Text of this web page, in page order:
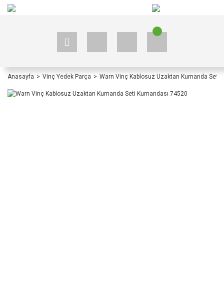
Anasayfa Vinç Yedek Parça Warn Vinç Kablosuz Uzaktan Kumanda Seti